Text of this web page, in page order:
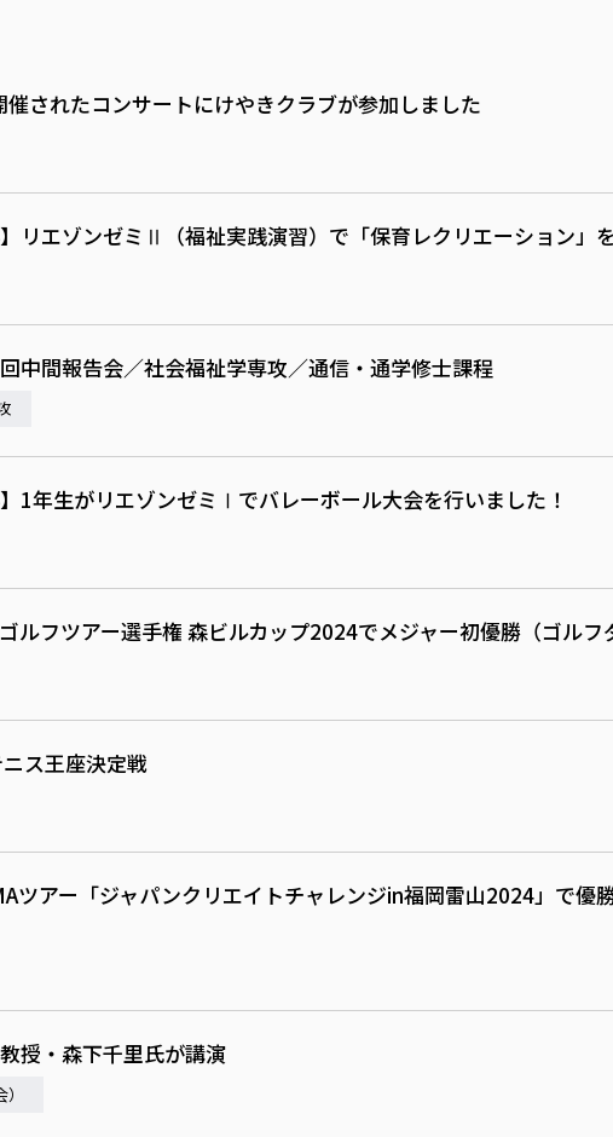
されたコンサートにけやきクラブが参加しました
】リエゾンゼミⅡ（福祉実践演習）で「保育レクリエーション」
中間報告会／社会福祉学専攻／通信・通学修士課程
1年生がリエゾンゼミⅠでバレーボール大会を行いました！
ルフツアー選手権 森ビルカップ2024でメジャー初優勝（ゴル
ス王座決定戦
ツアー「ジャパンクリエイトチャレンジin福岡雷山2024」で優
授・森下千里氏が講演